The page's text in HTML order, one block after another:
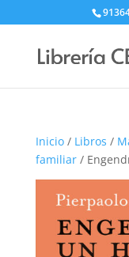
Inicio/ Libros /
familiar/